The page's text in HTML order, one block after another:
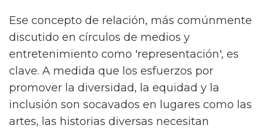
Ese concepto de relación, más comúnmente
discutido en círculos de medios y
entretenimiento como 'representación', es
clave. A medida que los esfuerzos por
promover la diversidad, la equidad y la
inclusión son socavados en lugares como las
artes, las historias diversas necesitan